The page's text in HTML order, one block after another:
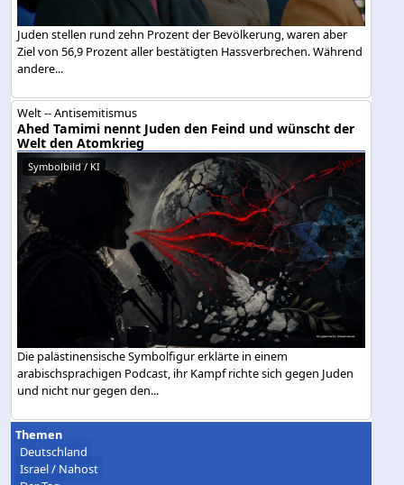
Juden stellen rund zehn Prozent der Bevölkerung, waren aber
Ziel von 56,9 Prozent aller bestätigten Hassverbrechen. Während
andere...
Welt -- Antisemitismus
Ahed Tamimi nennt Juden den Feind und wünscht der
Welt den Atomkrieg
Symbolbild / KI
Die palästinensische Symbolfigur erklärte in einem
arabischsprachigen Podcast, ihr Kampf richte sich gegen Juden
und nicht nur gegen den...
Themen
Deutschland
Israel / Nahost